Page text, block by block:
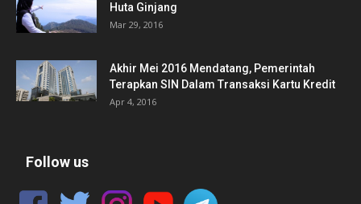
Huta Ginjang
Mar 29, 2016
Akhir Mei 2016 Mendatang, Pemerintah
Terapkan SIN Dalam Transaksi Kartu Kredit
Apr 4, 2016
Follow us